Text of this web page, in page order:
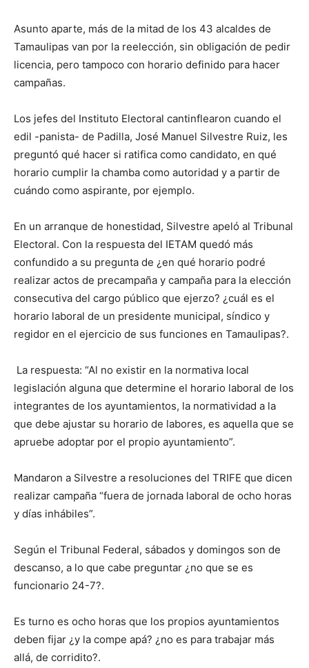
Asunto aparte, más de la mitad de los 43 alcaldes de
Tamaulipas van por la reelección, sin obligación de pedir
licencia, pero tampoco con horario definido para hacer
campañas.
Los jefes del Instituto Electoral cantinflearon cuando el
edil -panista- de Padilla, José Manuel Silvestre Ruiz, les
preguntó qué hacer si ratifica como candidato, en qué
horario cumplir la chamba como autoridad y a partir de
cuándo como aspirante, por ejemplo.
En un arranque de honestidad, Silvestre apeló al Tribunal
Electoral. Con la respuesta del IETAM quedó más
confundido a su pregunta de ¿en qué horario podré
realizar actos de precampaña y campaña para la elección
consecutiva del cargo público que ejerzo? ¿cuál es el
horario laboral de un presidente municipal, síndico y
regidor en el ejercicio de sus funciones en Tamaulipas?.
La respuesta: “Al no existir en la normativa local
legislación alguna que determine el horario laboral de los
integrantes de los ayuntamientos, la normatividad a la
que debe ajustar su horario de labores, es aquella que se
apruebe adoptar por el propio ayuntamiento”.
Mandaron a Silvestre a resoluciones del TRIFE que dicen
realizar campaña “fuera de jornada laboral de ocho horas
y días inhábiles”.
Según el Tribunal Federal, sábados y domingos son de
descanso, a lo que cabe preguntar ¿no que se es
funcionario 24-7?.
Es turno es ocho horas que los propios ayuntamientos
deben fijar ¿y la compe apá? ¿no es para trabajar más
allá, de corridito?.